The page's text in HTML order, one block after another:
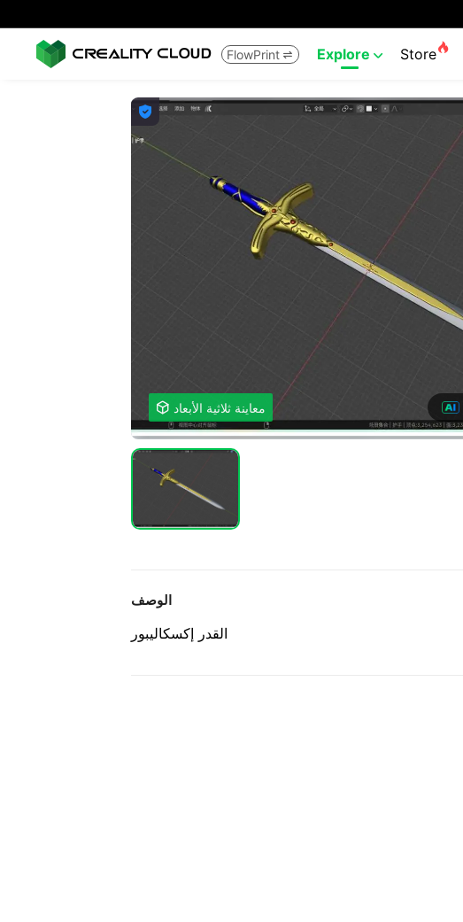
FlowPrint  Explore  Store

 معاينة ثلاثية الأبعاد
الوصف
القدر إكسكاليبور